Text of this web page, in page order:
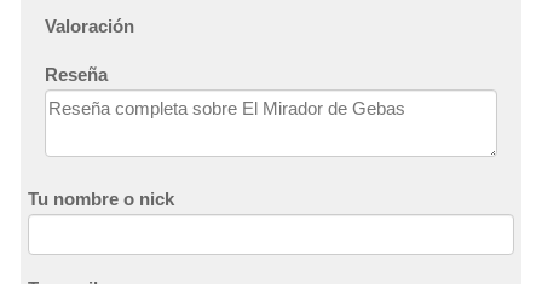
Valoración
Reseña
Tu nombre o nick